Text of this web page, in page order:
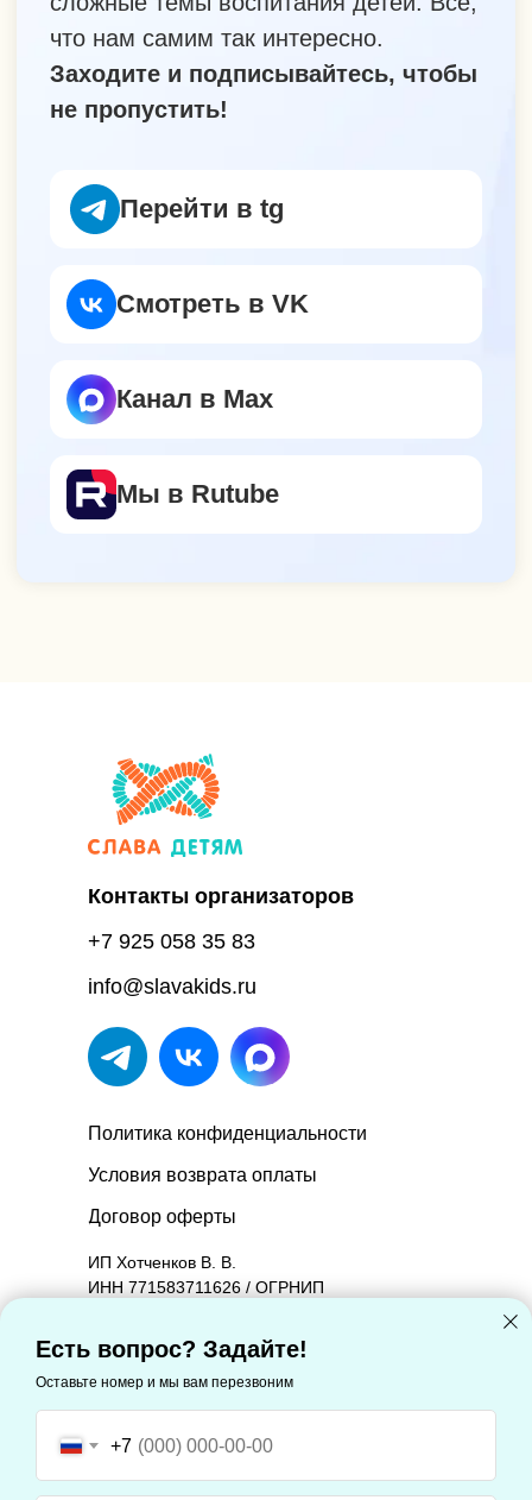
Есть вопрос? Задайте!
Оставьте номер и мы вам перезвоним
+7
info@slavakids.ru
Контакты организаторов
+7 925 058 35 83
ИП Хотченков В. В.
ИНН 771583711626 / ОГРНИП
Юридический адрес: 127221, Москва г,
Молодцова ул, дом 2, корпус 1, квартира 88
Фактический адрес: 127221, Москва г,
Молодцова ул, дом 2, корпус 1, квартира 88
Политика конфиденциальности
Условия возврата оплаты
Договор оферты